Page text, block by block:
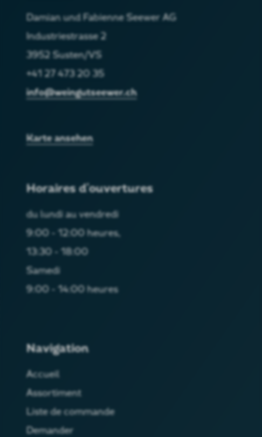
Damian und Fabienne Seewer AG
Industriestrasse 2
3952 Susten/VS
+41 27 473 20 35
info@weingutseewer.ch
Karte ansehen
Horaires d'ouvertures
du lundi au vendredi
9:00 - 12:00 heures,
13:30 - 18:00
Samedi
9:00 - 14:00 heures
Navigation
Accueil
Assortiment
Liste de commande
Demander